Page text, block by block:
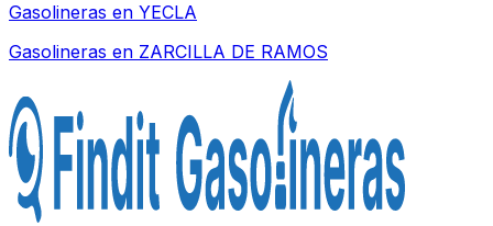
Gasolineras en YECLA
Gasolineras en ZARCILLA DE RAMOS